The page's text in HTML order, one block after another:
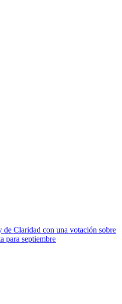
Claridad con una votación sobre
para septiembre